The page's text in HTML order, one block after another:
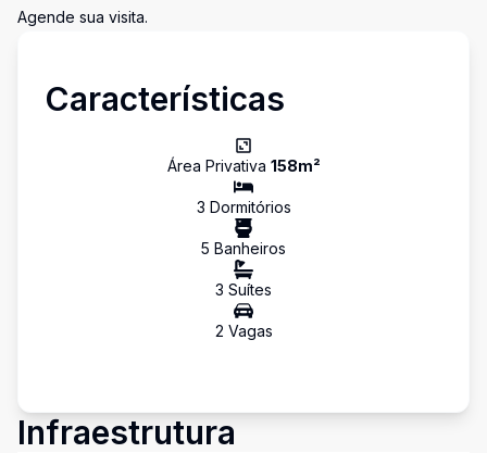
Agende sua visita.
Características
Área Privativa 158m²
3 Dormitórios
5 Banheiros
3 Suítes
2 Vagas
Infraestrutura